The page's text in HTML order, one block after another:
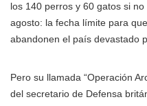
los 140 perros y 60 gatos si
agosto: la fecha límite para
abandonen el país devastado
Pero su llamada “Operación
del secretario de Defensa